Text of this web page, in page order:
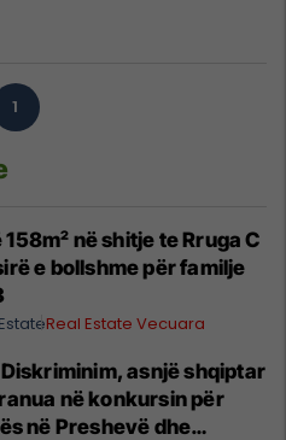
1
158m² në shitje te Rruga C
e bollshme për familje
Real Estate Vecuara
asnjë shqiptar
në konkursin për
në Preshevë dhe